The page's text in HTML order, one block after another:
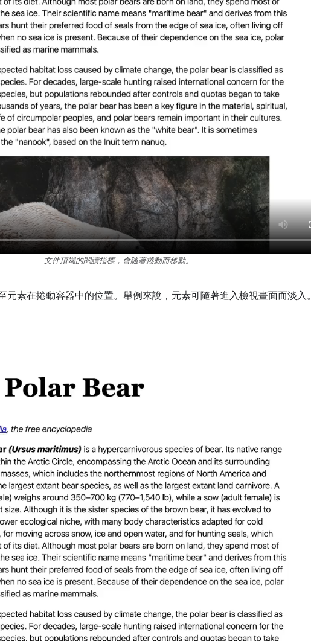
文件頂端的閱讀指標，會隨著捲動而移動。
元素在捲動容器中的位置。舉例來說，元素可隨著進入檢視畫面而淡入。